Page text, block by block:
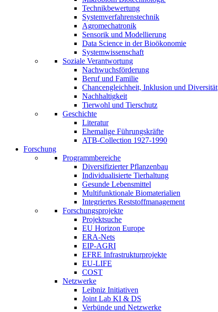
Technikbewertung
Systemverfahrenstechnik
Agromechatronik
Sensorik und Modellierung
Data Science in der Bioökonomie
Systemwissenschaft
Soziale Verantwortung
Nachwuchsförderung
Beruf und Familie
Chancengleichheit, Inklusion und Diversität
Nachhaltigkeit
Tierwohl und Tierschutz
Geschichte
Literatur
Ehemalige Führungskräfte
ATB-Collection 1927-1990
Forschung
Programmbereiche
Diversifizierter Pflanzenbau
Individualisierte Tierhaltung
Gesunde Lebensmittel
Multifunktionale Biomaterialien
Integriertes Reststoffmanagement
Forschungsprojekte
Projektsuche
EU Horizon Europe
ERA-Nets
EIP-AGRI
EFRE Infrastrukturprojekte
EU-LIFE
COST
Netzwerke
Leibniz Initiativen
Joint Lab KI & DS
Verbünde und Netzwerke